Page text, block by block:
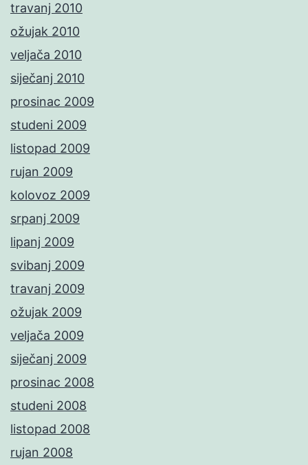
travanj 2010
ožujak 2010
veljača 2010
siječanj 2010
prosinac 2009
studeni 2009
listopad 2009
rujan 2009
kolovoz 2009
srpanj 2009
lipanj 2009
svibanj 2009
travanj 2009
ožujak 2009
veljača 2009
siječanj 2009
prosinac 2008
studeni 2008
listopad 2008
rujan 2008